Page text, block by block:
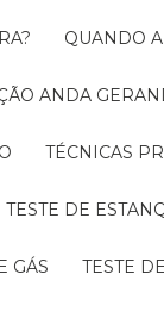
QUANDO
ANDA
TÉCNICAS
TESTE DE
GÁS TESTE